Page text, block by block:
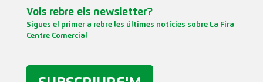
Vols rebre els newsletter?
Sigues el primer a rebre les últimes notícies sobre La Fira
Centre Comercial